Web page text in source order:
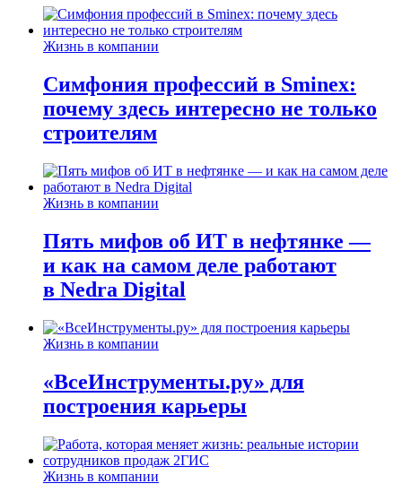
Жизнь в компании
Симфония профессий в Sminex:
почему здесь интересно не только
строителям
Жизнь в компании
Пять мифов об ИТ в нефтянке —
и как на самом деле работают
в Nedra Digital
Жизнь в компании
«ВсеИнструменты.ру» для
построения карьеры
Жизнь в компании